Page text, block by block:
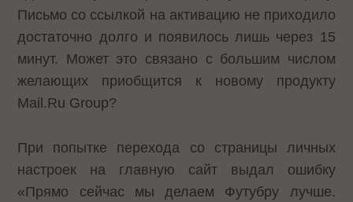
Письмо со ссылкой на активацию не приходило
достаточно долго и появилось лишь через 15
минут. Может это связано с большим числом
желающих приобщится к новому продукту
Mail.Ru Group?
При попытке перехода со страницы личных
настроек на главную сайт выдал ошибку
«Прямо сейчас мы делаем Футубру лучше.